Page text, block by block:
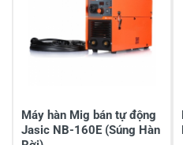
Gửi nhận xét
Máy hàn Mig bán tự động
Jasic NB-160E (Súng Hàn